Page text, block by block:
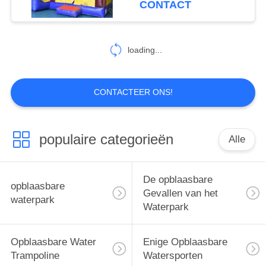
opblaasbare
26
Het Spoor van de
gymnastieklucht
6
CONTACT
loading...
CONTACTEER ONS!
populaire categorieën Alle
opblaasbare
waterpark
De opblaasbare
Gevallen van het
Waterpark
Opblaasbare Water
Trampoline
Enige Opblaasbare
Watersporten